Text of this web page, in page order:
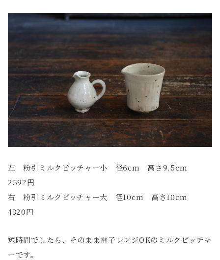
左 粉引ミルクピッチャー小 径6cm 高さ9.5cm
2592円
右 粉引ミルクピッチャー大 径10cm 高さ10cm
4320円
短時間でしたら、そのまま電子レンジOKのミルクピッチャ
ーです。